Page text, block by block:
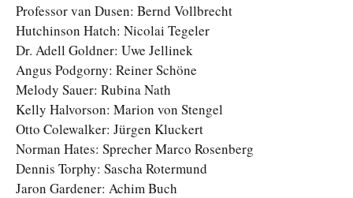
Professor van Dusen: Bernd Vollbrecht
Hutchinson Hatch: Nicolai Tegeler
Dr. Adell Goldner: Uwe Jellinek
Angus Podgorny: Reiner Schöne
Melody Sauer: Rubina Nath
Kelly Halvorson: Marion von Stengel
Otto Colewalker: Jürgen Kluckert
Norman Hates: Sprecher Marco Rosenberg
Dennis Torphy: Sascha Rotermund
Jaron Gardener: Achim Buch